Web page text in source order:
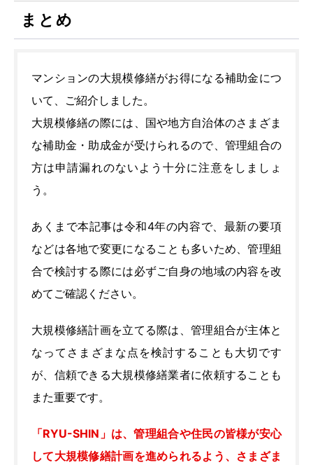
まとめ
マンションの大規模修繕がお得になる補助金につ
いて、ご紹介しました。
大規模修繕の際には、国や地方自治体のさまざま
な補助金・助成金が受けられるので、管理組合の
方は申請漏れのないよう十分に注意をしましょ
う。
あくまで本記事は令和4年の内容で、最新の要項
などは各地で変更になることも多いため、管理組
合で検討する際には必ずご自身の地域の内容を改
めてご確認ください。
大規模修繕計画を立てる際は、管理組合が主体と
なってさまざまな点を検討することも大切です
が、信頼できる大規模修繕業者に依頼することも
また重要です。
「RYU-SHIN」は、管理組合や住民の皆様が安心
して大規模修繕計画を進められるよう、さまざま